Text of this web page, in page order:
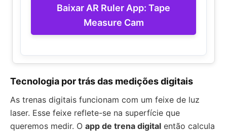
Baixar AR Ruler App: Tape
Measure Cam
Tecnologia por trás das medições digitais
As trenas digitais funcionam com um feixe de luz
laser. Esse feixe reflete-se na superfície que
queremos medir. O app de trena digital então calcula